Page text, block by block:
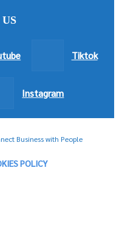
Tiktok
Instagram
Business with People
POLICY